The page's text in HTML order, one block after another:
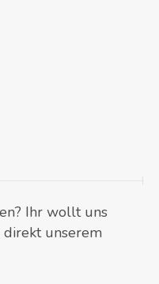
Ihr wollt uns
unserem